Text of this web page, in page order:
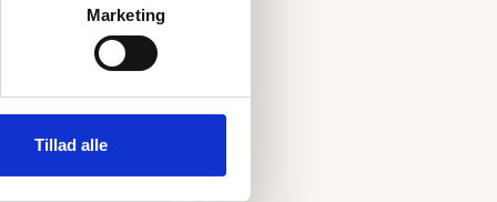
Marketing
Tillad alle